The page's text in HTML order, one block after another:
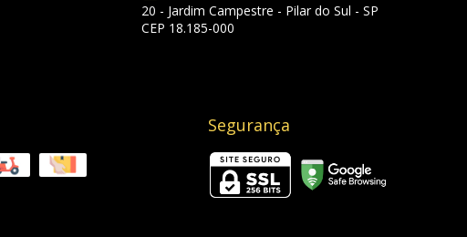
20 - Jardim Campestre - Pilar do Sul - SP
CEP 18.185-000
Segurança